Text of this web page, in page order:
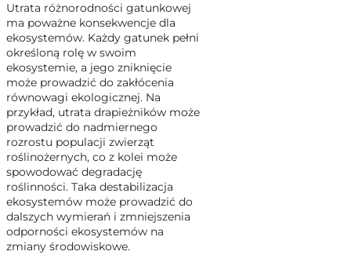
Utrata różnorodności gatunkowej
ma poważne konsekwencje dla
ekosystemów. Każdy gatunek pełni
określoną rolę w swoim
ekosystemie, a jego zniknięcie
może prowadzić do zakłócenia
równowagi ekologicznej. Na
przykład, utrata drapieżników może
prowadzić do nadmiernego
rozrostu populacji zwierząt
roślinożernych, co z kolei może
spowodować degradację
roślinności. Taka destabilizacja
ekosystemów może prowadzić do
dalszych wymierań i zmniejszenia
odporności ekosystemów na
zmiany środowiskowe.